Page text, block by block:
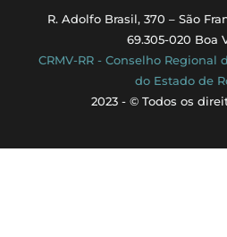
R. Adolfo Brasil, 370 – São
69.305-020 Boa
CRMV-RR - Conselho Regional
do Estado de
2023 - © Todos os